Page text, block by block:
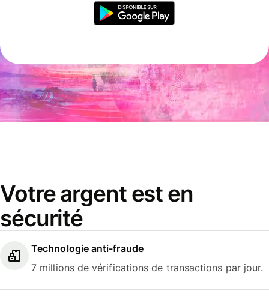
Votre argent est en
sécurité
Technologie anti-fraude
7 millions de vérifications de transactions par jour.